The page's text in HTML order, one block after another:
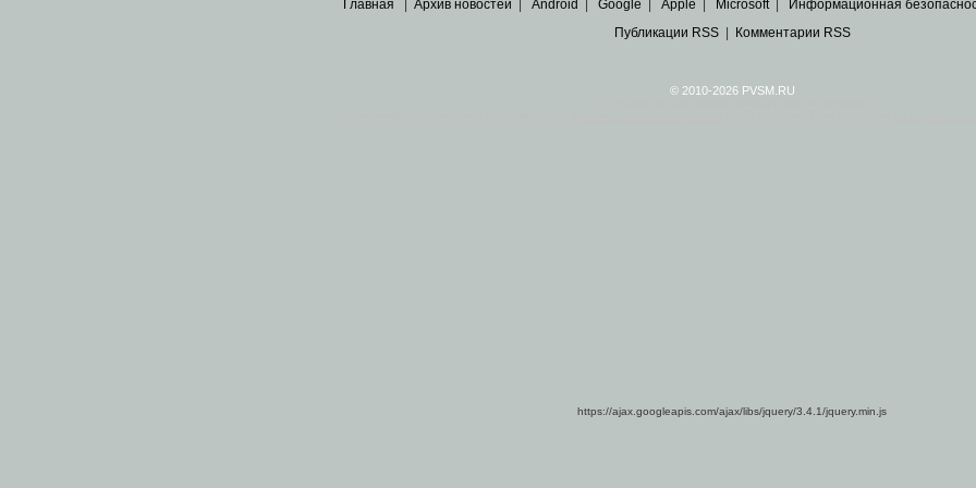
Главная Архив новостей Android Google Apple Microsoft| Информационная
Публикации RSS| Комментарии RSS
© 2010-2026 PVSM.RU
https://ajax.googleapis.com/ajax/libs/jquery/3.4.1/jquery.min.js